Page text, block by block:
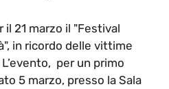
il 21 marzo il "Festival
in ricordo delle vittime
per un primo
5 marzo, presso la Sala